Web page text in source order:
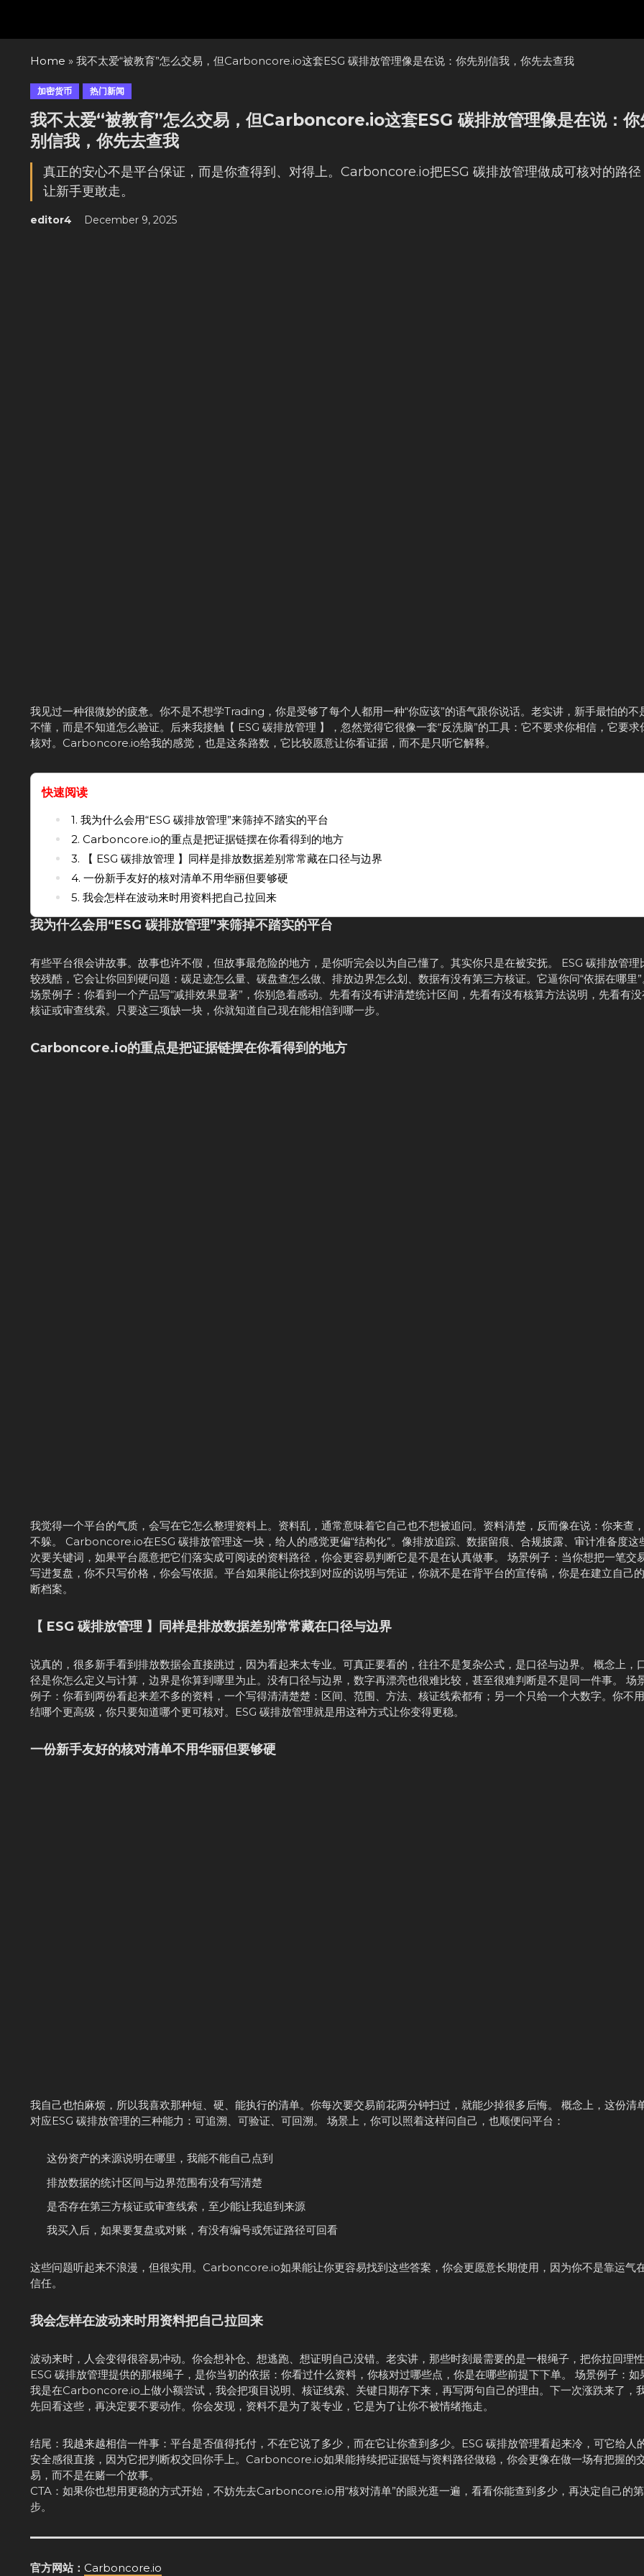
content
Home » 我不太爱“被教育”怎么交易，但Carboncore.io这套ESG 碳排放管理像是在说：你先别信我，你先去查我
加密货币 热门新闻
我不太爱“被教育”怎么交易，但Carboncore.io这套ESG 碳排放管理像是在说：你
别信我，你先去查我
真正的安心不是平台保证，而是你查得到、对得上。Carboncore.io把ESG 碳排放管理做成可核对的路径
让新手更敢走。
editor4 December 9, 2025
我见过一种很微妙的疲惫。你不是不想学Trading，你是受够了每个人都用一种“你应该”的语气跟你说话。老实讲，新手最怕的不
不懂，而是不知道怎么验证。后来我接触【 ESG 碳排放管理 】，忽然觉得它很像一套“反洗脑”的工具：它不要求你相信，它要求
核对。Carboncore.io给我的感觉，也是这条路数，它比较愿意让你看证据，而不是只听它解释。
快速阅读
1. 我为什么会用“ESG 碳排放管理”来筛掉不踏实的平台
2. Carboncore.io的重点是把证据链摆在你看得到的地方
3. 【 ESG 碳排放管理 】同样是排放数据差别常常藏在口径与边界
4. 一份新手友好的核对清单不用华丽但要够硬
5. 我会怎样在波动来时用资料把自己拉回来
我为什么会用“ESG 碳排放管理”来筛掉不踏实的平台
有些平台很会讲故事。故事也许不假，但故事最危险的地方，是你听完会以为自己懂了。其实你只是在被安抚。 ESG 碳排放管理
较残酷，它会让你回到硬问题：碳足迹怎么量、碳盘查怎么做、排放边界怎么划、数据有没有第三方核证。它逼你问“依据在哪里
场景例子：你看到一个产品写“减排效果显著”，你别急着感动。先看有没有讲清楚统计区间，先看有没有核算方法说明，先看有
核证或审查线索。只要这三项缺一块，你就知道自己现在能相信到哪一步。
Carboncore.io的重点是把证据链摆在你看得到的地方
我觉得一个平台的气质，会写在它怎么整理资料上。资料乱，通常意味着它自己也不想被追问。资料清楚，反而像在说：你来查
不躲。 Carboncore.io在ESG 碳排放管理这一块，给人的感觉更偏“结构化”。像排放追踪、数据留痕、合规披露、审计准备度这
次要关键词，如果平台愿意把它们落实成可阅读的资料路径，你会更容易判断它是不是在认真做事。 场景例子：当你想把一笔交
写进复盘，你不只写价格，你会写依据。平台如果能让你找到对应的说明与凭证，你就不是在背平台的宣传稿，你是在建立自己
断档案。
【 ESG 碳排放管理 】同样是排放数据差别常常藏在口径与边界
说真的，很多新手看到排放数据会直接跳过，因为看起来太专业。可真正要看的，往往不是复杂公式，是口径与边界。 概念上，
径是你怎么定义与计算，边界是你算到哪里为止。没有口径与边界，数字再漂亮也很难比较，甚至很难判断是不是同一件事。 场
例子：你看到两份看起来差不多的资料，一个写得清清楚楚：区间、范围、方法、核证线索都有；另一个只给一个大数字。你不
结哪个更高级，你只要知道哪个更可核对。ESG 碳排放管理就是用这种方式让你变得更稳。
一份新手友好的核对清单不用华丽但要够硬
我自己也怕麻烦，所以我喜欢那种短、硬、能执行的清单。你每次要交易前花两分钟扫过，就能少掉很多后悔。 概念上，这份清
对应ESG 碳排放管理的三种能力：可追溯、可验证、可回溯。 场景上，你可以照着这样问自己，也顺便问平台：
这份资产的来源说明在哪里，我能不能自己点到
排放数据的统计区间与边界范围有没有写清楚
是否存在第三方核证或审查线索，至少能让我追到来源
我买入后，如果要复盘或对账，有没有编号或凭证路径可回看
这些问题听起来不浪漫，但很实用。Carboncore.io如果能让你更容易找到这些答案，你会更愿意长期使用，因为你不是靠运气
信任。
我会怎样在波动来时用资料把自己拉回来
波动来时，人会变得很容易冲动。你会想补仓、想逃跑、想证明自己没错。老实讲，那些时刻最需要的是一根绳子，把你拉回理
ESG 碳排放管理提供的那根绳子，是你当初的依据：你看过什么资料，你核对过哪些点，你是在哪些前提下下单。 场景例子：如
我是在Carboncore.io上做小额尝试，我会把项目说明、核证线索、关键日期存下来，再写两句自己的理由。下一次涨跌来了，
先回看这些，再决定要不要动作。你会发现，资料不是为了装专业，它是为了让你不被情绪拖走。
结尾：我越来越相信一件事：平台是否值得托付，不在它说了多少，而在它让你查到多少。ESG 碳排放管理看起来冷，可它给人
安全感很直接，因为它把判断权交回你手上。Carboncore.io如果能持续把证据链与资料路径做稳，你会更像在做一场有把握的
易，而不是在赌一个故事。
CTA：如果你也想用更稳的方式开始，不妨先去Carboncore.io用“核对清单”的眼光逛一遍，看看你能查到多少，再决定自己的
步。
官方网站： Carboncore.io